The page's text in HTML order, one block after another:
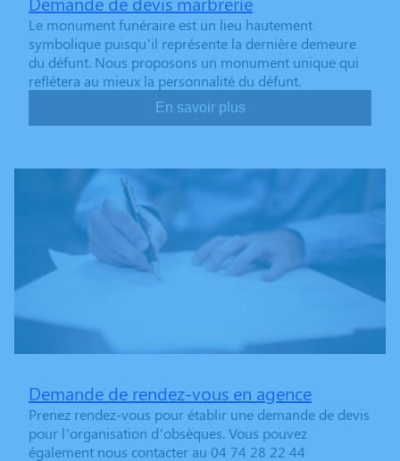
Le monument funéraire est un lieu hautement
symbolique puisqu’il représente la dernière demeure
du défunt. Nous proposons un monument unique qui
reflétera au mieux la personnalité du défunt.
En savoir plus
Demande de rendez-vous en agence
Prenez rendez-vous pour établir une demande de devis
pour l’organisation d’obsèques. Vous pouvez
également nous contacter au 04 74 28 22 44